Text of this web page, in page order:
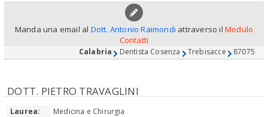
Manda una email al Dott. Antonio Raimondi attraverso il Modulo
Contatti
Calabria Dentista Cosenza Trebisacce 87075
DOTT. PIETRO TRAVAGLINI
Laurea: Medicina e Chirurgia